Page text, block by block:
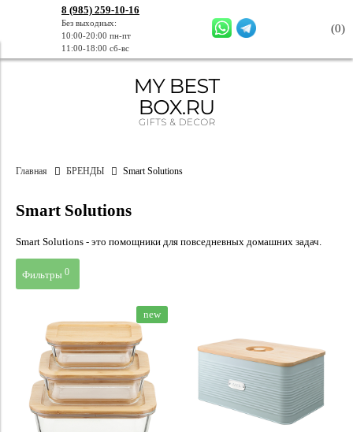
8 (985) 259-10-16
Без выходных:
10:00-20:00 пн-пт
11:00-18:00 сб-вс
(0)
Главная БРЕНДЫ Smart Solutions
Smart Solutions
Smart Solutions - это помощники для повседневных домашних задач.
Фильтры 0
new